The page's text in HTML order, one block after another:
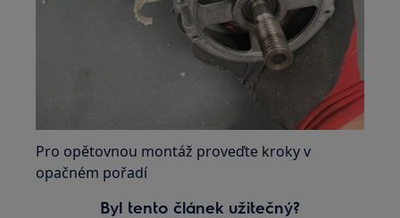
Pro opětovnou montáž proveďte kroky v
opačném pořadí
Byl tento článek užitečný?